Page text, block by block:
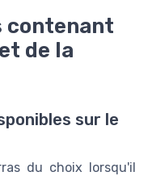
contenant
de la
sur le
du choix lorsqu'il